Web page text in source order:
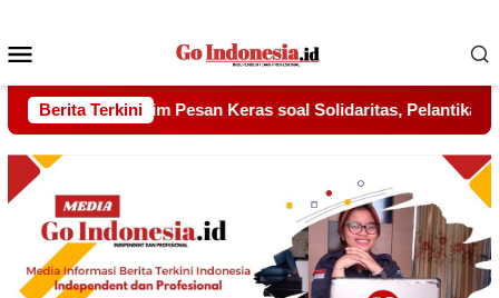
Mobile
Berita Terkini
Pelantikan Sambang Gagak Hitam Jadi Sinyal